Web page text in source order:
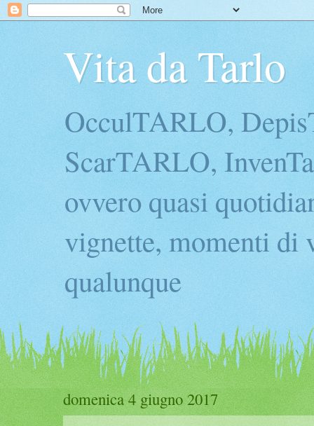
Vita da Tarlo
OcculTARLO,
ScarTARLO,
ovvero quasi
vignette, momenti di
qualunque
domenica 4 giugno 2017